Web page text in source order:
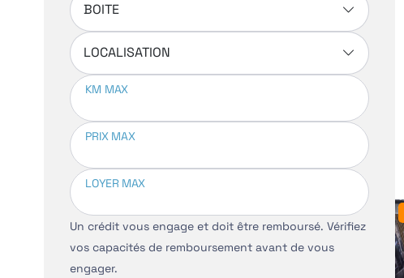
BOITE
LOCALISATION
KM MAX
PRIX MAX
LOYER MAX
Un crédit vous engage et doit être remboursé. Vérifiez
vos capacités de remboursement avant de vous
engager.